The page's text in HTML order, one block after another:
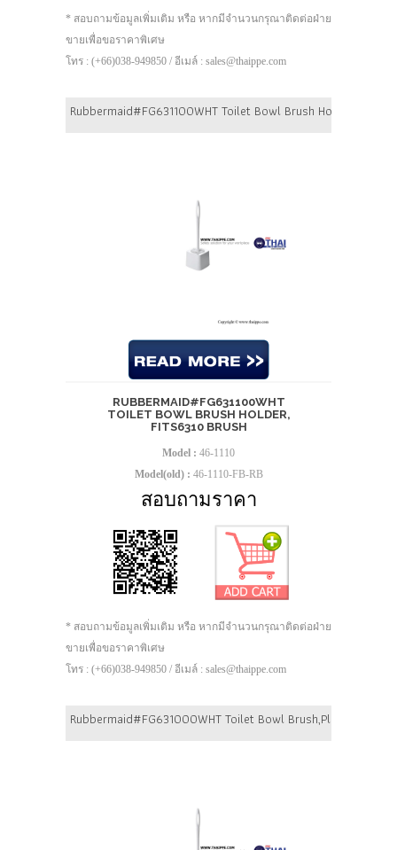
* สอบถามข้อมูลเพิ่มเติม หรือ หากมีจำนวนกรุณาติดต่อฝ่าย
ขายเพื่อขอราคาพิเศษ
โทร : (+66)038-949850 / อีเมล์ : sales@thaippe.com
Rubbermaid#FG631100WHT Toilet Bowl Brush Holder,
RUBBERMAID#FG631100WHT
TOILET BOWL BRUSH HOLDER,
FITS6310 BRUSH
Model : 46-1110
Model(old) : 46-1110-FB-RB
สอบถามราคา
* สอบถามข้อมูลเพิ่มเติม หรือ หากมีจำนวนกรุณาติดต่อฝ่าย
ขายเพื่อขอราคาพิเศษ
โทร : (+66)038-949850 / อีเมล์ : sales@thaippe.com
Rubbermaid#FG631000WHT Toilet Bowl Brush,Plastic